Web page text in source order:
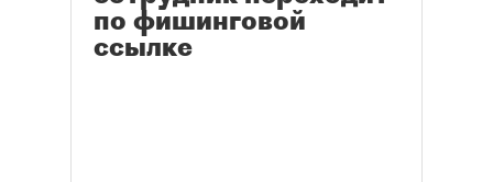
по фишинговой
ссылке